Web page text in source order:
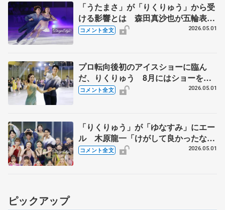
「うたまさ」が「りくりゅう」から受
ける影響とは 森田真沙也が五輪表彰
式で木原龍一にかけられた言葉 【ブ
コメント全文 2026.05.01
プロ転向後初のアイスショーに臨ん
だ、りくりゅう 8月にはショーを初
プロデュース「2人で話し出すと結
コメント全文 2026.05.01
「りくりゅう」が「ゆなすみ」にエー
ル 木原龍一「けがして良かったなと
思える日必ず来る」 【ブルームオン
コメント全文 2026.05.01
ピックアップ